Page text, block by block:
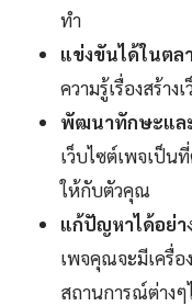
ทำ
แข่งขันได้ในตล
ความรู้เรื่องสร้า
พัฒนาทักษะแล
เว็บไซต์เพจเป็น
ให้กับตัวคุณ
แก้ปัญหาได้อย่า
เพจคุณจะมีเครื่อ
สถานการณ์ต่างๆ